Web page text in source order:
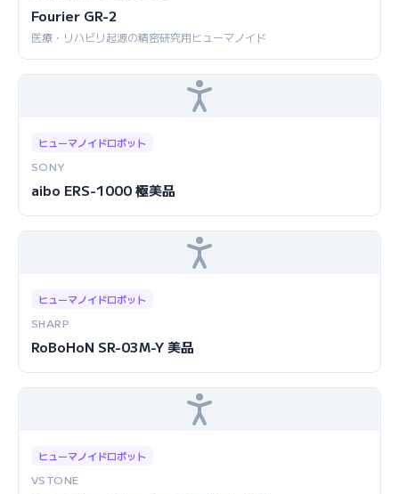
Fourier GR-2
医療・リハビリ起源の精密研究用ヒューマノイド
ヒューマノイドロボット
SONY
aibo ERS-1000 極美品
ヒューマノイドロボット
SHARP
RoBoHoN SR-03M-Y 美品
ヒューマノイドロボット
VSTONE